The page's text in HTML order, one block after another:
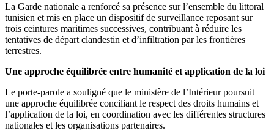
La Garde nationale a renforcé sa présence sur l’ensemble du littoral
tunisien et mis en place un dispositif de surveillance reposant sur
trois ceintures maritimes successives, contribuant à réduire les
tentatives de départ clandestin et d’infiltration par les frontières
terrestres.
Une approche équilibrée entre humanité et application de la loi
Le porte-parole a souligné que le ministère de l’Intérieur poursuit
une approche équilibrée conciliant le respect des droits humains et
l’application de la loi, en coordination avec les différentes structures
nationales et les organisations partenaires.